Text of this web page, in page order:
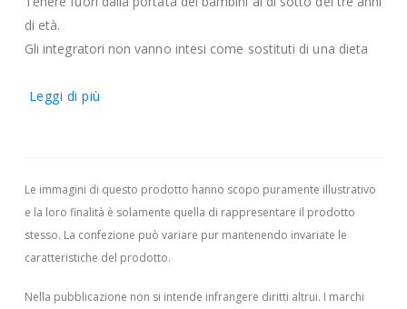
di età.
Gli integratori non vanno intesi come sostituti di una dieta
Leggi di più
Le immagini di questo prodotto hanno scopo puramente illustrativo
e la loro finalità è solamente quella di rappresentare il prodotto
stesso. La confezione può variare pur mantenendo invariate le
caratteristiche del prodotto.
Nella pubblicazione non si intende infrangere diritti altrui. I marchi